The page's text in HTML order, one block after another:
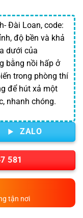
Đài Loan, code:
độ bền và khả
dưới của
bằng nồi hấp ở
trong phòng thí
để hút xả một
nhanh chóng.
ZALO
581
tận nơi